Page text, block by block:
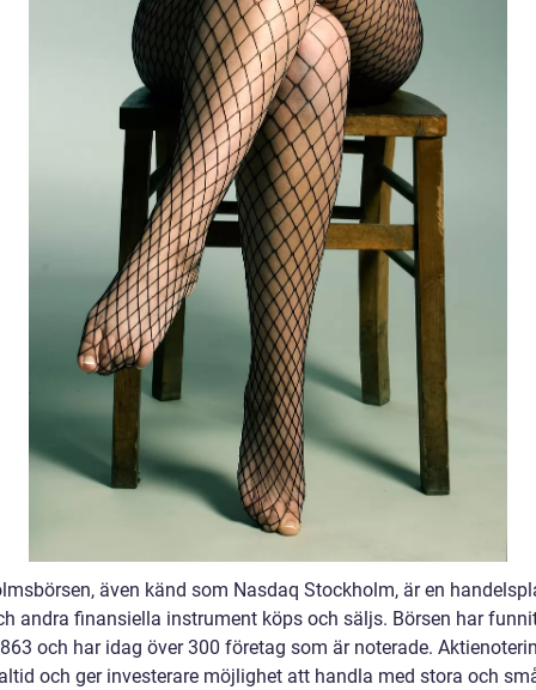
även känd som Nasdaq Stockholm, är en
andra finansiella instrument köps och säljs. Börsen har
och har idag över 300 företag som är noterade.
och ger investerare möjlighet att handla med stora och